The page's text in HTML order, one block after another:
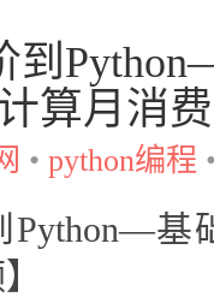
到
算月消
• python编程
Python—